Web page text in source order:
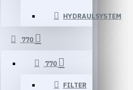
HYDRAULSYSTEM
770
770
FILTER